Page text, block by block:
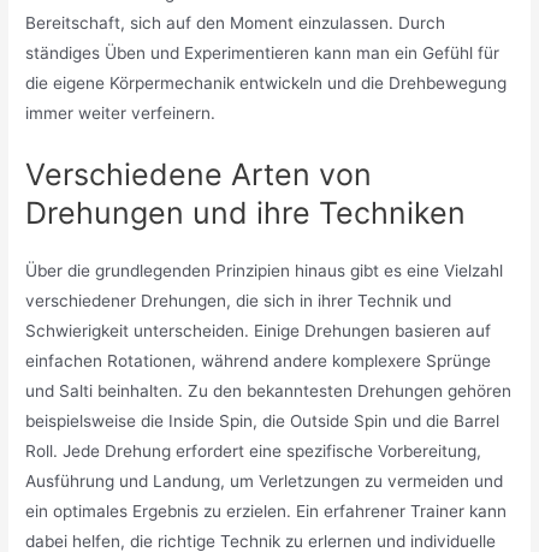
Bereitschaft, sich auf den Moment einzulassen. Durch
ständiges Üben und Experimentieren kann man ein Gefühl für
die eigene Körpermechanik entwickeln und die Drehbewegung
immer weiter verfeinern.
Verschiedene Arten von
Drehungen und ihre Techniken
Über die grundlegenden Prinzipien hinaus gibt es eine Vielzahl
verschiedener Drehungen, die sich in ihrer Technik und
Schwierigkeit unterscheiden. Einige Drehungen basieren auf
einfachen Rotationen, während andere komplexere Sprünge
und Salti beinhalten. Zu den bekanntesten Drehungen gehören
beispielsweise die Inside Spin, die Outside Spin und die Barrel
Roll. Jede Drehung erfordert eine spezifische Vorbereitung,
Ausführung und Landung, um Verletzungen zu vermeiden und
ein optimales Ergebnis zu erzielen. Ein erfahrener Trainer kann
dabei helfen, die richtige Technik zu erlernen und individuelle